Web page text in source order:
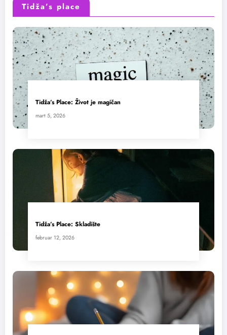
Tidža’s place
Tidža’s Place: Život je magičan
mart 5, 2026
Tidža’s Place: Skladište
februar 12, 2026